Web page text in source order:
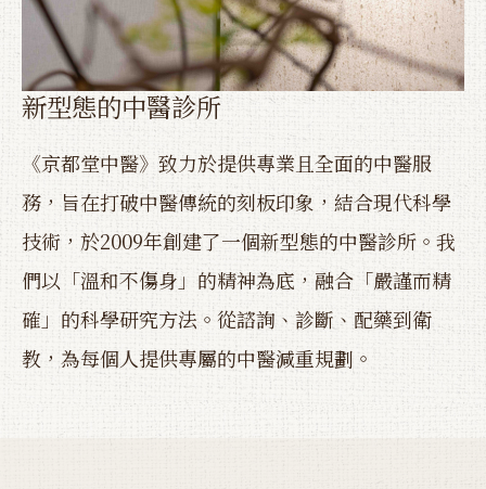
新型態的中醫診所
《京都堂中醫》致力於提供專業且全面的中醫服
務，旨在打破中醫傳統的刻板印象，結合現代科學
技術，於2009年創建了一個新型態的中醫診所。我
們以「溫和不傷身」的精神為底，融合「嚴謹而精
確」的科學研究方法。從諮詢、診斷、配藥到衛
教，為每個人提供專屬的中醫減重規劃。